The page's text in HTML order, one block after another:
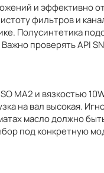
и эффективно
фильтров и
Полусинтетика
проверять API
MA2 и вязкостью
на вал высокая.
масло должно
под конкретную